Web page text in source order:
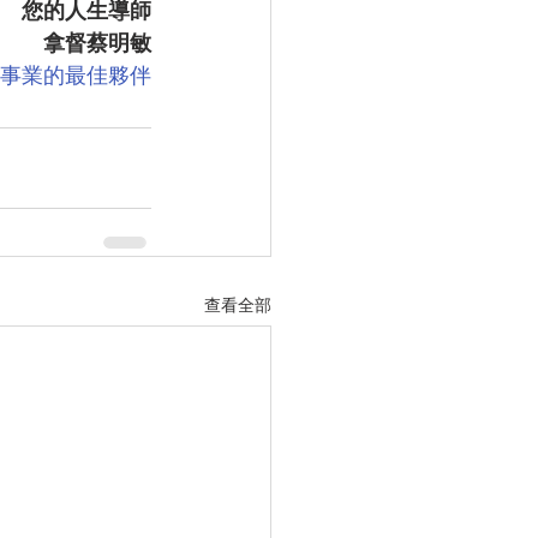
您的人生導師
拿督蔡明敏
業的最佳夥伴
查看全部